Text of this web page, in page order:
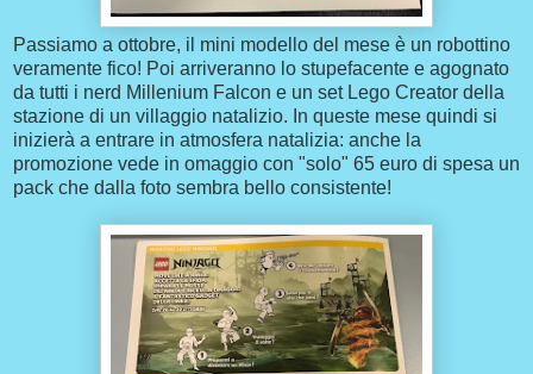
Passiamo a ottobre, il mini modello del mese è un robottino
veramente fico! Poi arriveranno lo stupefacente e agognato
da tutti i nerd Millenium Falcon e un set Lego Creator della
stazione di un villaggio natalizio. In queste mese quindi si
inizierà a entrare in atmosfera natalizia: anche la
promozione vede in omaggio con "solo" 65 euro di spesa un
pack che dalla foto sembra bello consistente!